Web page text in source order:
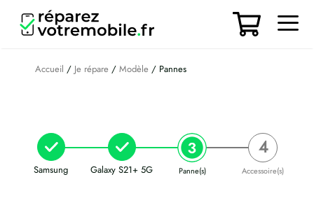
contenu
Accueil / Je répare / Modèle / Pannes
Samsung Galaxy S21+ 5G Panne(s) Accessoire(s)